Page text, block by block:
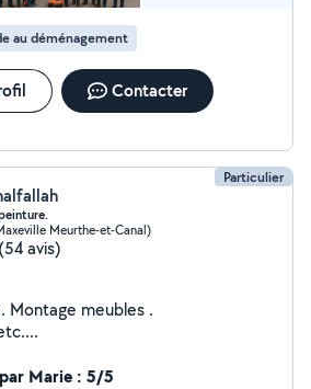
au déménagement
Contacter
Particulier
Meurthe-et-Canal)
(54 avis)
Montage meubles .
Marie : 5/5